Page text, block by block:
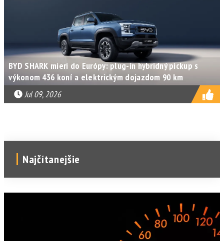
BYD SHARK mieri do Európy: plug-in hybridný pickup s
výkonom 436 koní a elektrickým dojazdom 90 km
Jul 09, 2026
Najčítanejšie